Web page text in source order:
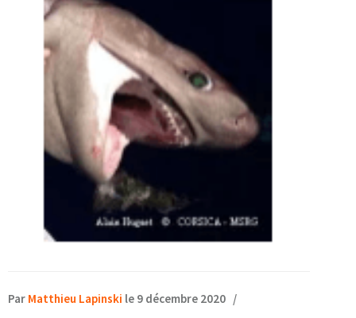
Par Matthieu Lapinski le 9 décembre 2020 /